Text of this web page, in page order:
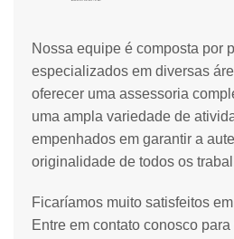
Nossa equipe é composta por
especializados em diversas
oferecer uma assessoria
uma ampla variedade de
empenhados em garantir a
originalidade de todos os
Ficaríamos muito satisfeitos
Entre em contato conosco